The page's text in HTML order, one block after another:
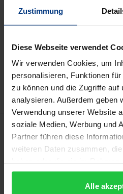
Zustimmung
Diese Webseite verwendet
Wir verwenden Cookies, um
personalisieren, Funktionen
zu können und die Zugriffe auf
analysieren. Außerdem geben
Verwendung unserer Website
soziale Medien, Werbung und
Partner führen diese
weiteren Daten zusammen,
gesammelt haben.
Alle
Prices include VAT. Depending
may vary at checkout.
Add
Add to Wish List
Delivery cost notice
Description
Confederation exhibited
member states formally